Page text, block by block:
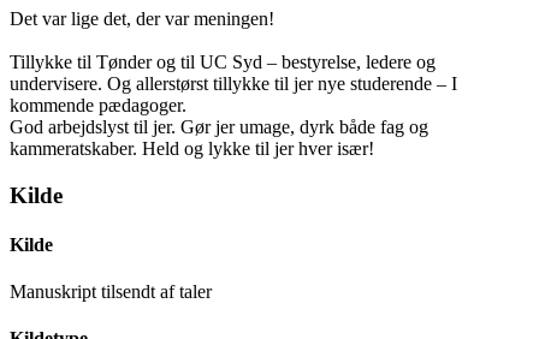
Det var lige det, der var meningen!
Tillykke til Tønder og til UC Syd – bestyrelse, ledere og
undervisere. Og allerstørst tillykke til jer nye studerende – I
kommende pædagoger.
God arbejdslyst til jer. Gør jer umage, dyrk både fag og
kammeratskaber. Held og lykke til jer hver især!
Kilde
Kilde
Manuskript tilsendt af taler